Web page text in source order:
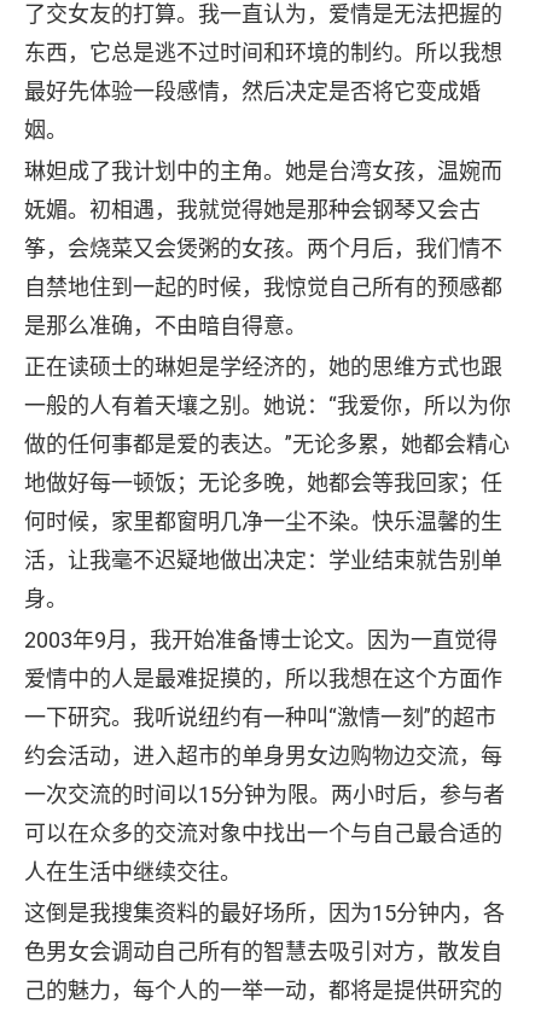
了交女友的打算。我一直认为，爱情是无法把握的
东西，它总是逃不过时间和环境的制约。所以我想
最好先体验一段感情，然后决定是否将它变成婚
姻。
琳妲成了我计划中的主角。她是台湾女孩，温婉而
妩媚。初相遇，我就觉得她是那种会钢琴又会古
筝，会烧菜又会煲粥的女孩。两个月后，我们情不
自禁地住到一起的时候，我惊觉自己所有的预感都
是那么准确，不由暗自得意。
正在读硕士的琳妲是学经济的，她的思维方式也跟
一般的人有着天壤之别。她说：“我爱你，所以为你
做的任何事都是爱的表达。”无论多累，她都会精心
地做好每一顿饭；无论多晚，她都会等我回家；任
何时候，家里都窗明几净一尘不染。快乐温馨的生
活，让我毫不迟疑地做出决定：学业结束就告别单
身。
2003年9月，我开始准备博士论文。因为一直觉得
爱情中的人是最难捉摸的，所以我想在这个方面作
一下研究。我听说纽约有一种叫“激情一刻”的超市
约会活动，进入超市的单身男女边购物边交流，每
一次交流的时间以15分钟为限。两小时后，参与者
可以在众多的交流对象中找出一个与自己最合适的
人在生活中继续交往。
这倒是我搜集资料的最好场所，因为15分钟内，各
色男女会调动自己所有的智慧去吸引对方，散发自
己的魅力，每个人的一举一动，都将是提供研究的